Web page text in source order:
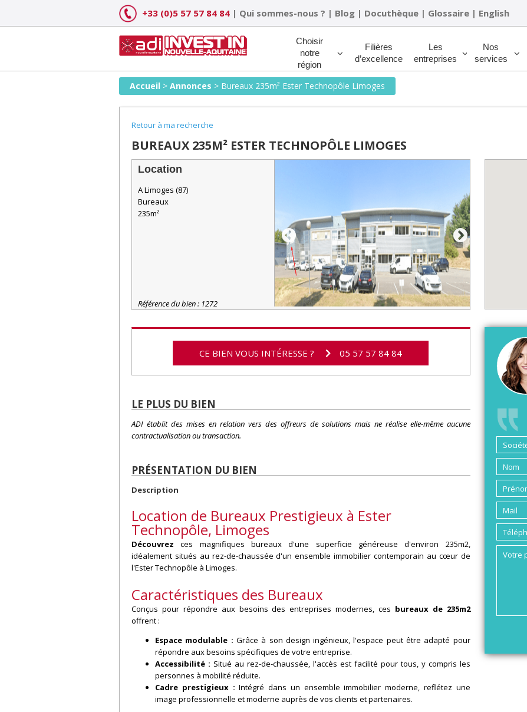
content
+33 (0)5 57 57 84 84 | Qui sommes-nous ? | Blog | Docuthèque | Glossaire | English
Rechercher
Choisir
notre
région
Filières
d’excellence
Les
entreprises
Nos
services
Accueil > Annonces > Bureaux 235m² Ester Technopôle Limoges
Retour à ma recherche
BUREAUX 235M² ESTER TECHNOPÔLE LIMOGES
Location
A Limoges (87)
Bureaux
235m²
Référence du bien : 1272
CE BIEN VOUS INTÉRESSE ? 05 57 57 84 84
LE PLUS DU BIEN
ADI établit des mises en relation vers des offreurs de solutions mais ne réalise elle-même aucune
contractualisation ou transaction.
PRÉSENTATION DU BIEN
Description
Location de Bureaux Prestigieux à Ester
Technopôle, Limoges
Découvrez ces magnifiques bureaux d'une superficie généreuse d'environ 235m2,
idéalement situés au rez-de-chaussée d'un ensemble immobilier contemporain au cœur de
l'Ester Technopôle à Limoges.
Caractéristiques des Bureaux
Conçus pour répondre aux besoins des entreprises modernes, ces bureaux de 235m2
offrent :
Espace modulable : Grâce à son design ingénieux, l'espace peut être adapté pour
répondre aux besoins spécifiques de votre entreprise.
Accessibilité : Situé au rez-de-chaussée, l'accès est facilité pour tous, y compris les
personnes à mobilité réduite.
Cadre prestigieux : Intégré dans un ensemble immobilier moderne, reflétez une
image professionnelle et moderne auprès de vos clients et partenaires.